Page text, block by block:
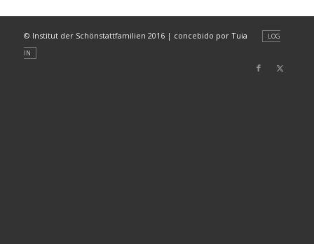
© Institut der Schönstattfamilien 2016 | concebido por Tuia
LOG
IN